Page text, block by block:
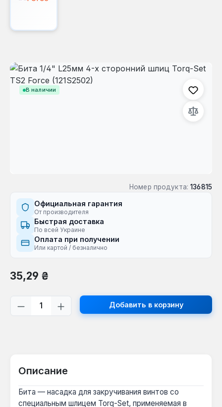
В наличии
Пропустить галерею изображений
Номер продукта: 136815
Официальная гарантия
От производителя
Быстрая доставка
По всей Украине
Оплата при получении
Или картой / безналично
Обычная цена:
35,29 ₴
Количество продукта: введите
Добавить в корзину
Описание
Бита — насадка для закручивания винтов со
специальным шлицем Torq-Set, применяемая в